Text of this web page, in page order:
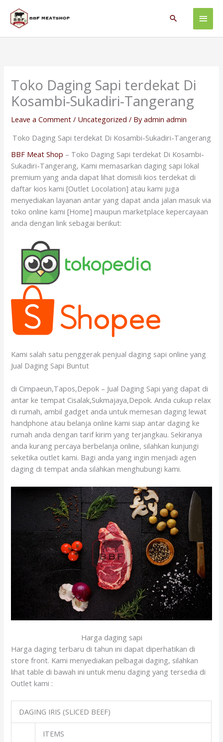
content
Main
Search
Toko Daging Sapi terdekat Di
Kosambi-Sukadiri-Tangerang
Leave a Comment / Uncategorized / Byadmin admin
Toko Daging Sapi terdekat Di Kosambi-Sukadiri-Tangerang
BBF Meat Shop – Toko Daging Sapi terdekat Di Kosambi-
Sukadiri-Tangerang, Kami memasarkan daging sapi lokal
premium yang anda dapat lihat domisili kios terdekat di
daftar kios kami [Outlet Locolation] atau kami juga
menyediakan layanan antar yang dapat anda jalan masuk via
toko online kami [Home] maupun marketplace kepercayaan
anda dengan link sebagai berikut:
Kami salah satu penggerak penjual daging sapi online yang
Jual Daging Sapi Buntut
di Cimpaeun,Tapos,Depok – Jual Daging Sapi yang dapat di
antar ke tempat Cisalak,Sukmajaya,Depok. Anda cukup relax
di rumah, ambil gadget anda untuk memesan daging lewat
handphone atau belanja online kami siap antar daging ke
rumah anda dengan tarif kirim yang terjangkau. Sekiranya
anda kurang percaya berbelanja online, silahkan kunjungi
seketika outlet kami. Bagi anda yang ingin menjadi agen
daging di tempat anda silahkan menghubungi kami.
Harga daging sapi
Harga daging terbaru di tahun ini dapat diperhatikan di
store front. Kami menyediakan pelbagai daging, silahkan
lihat table di bawah ini untuk menu daging yang tersedia di
Outlet kami :
DAGING IRIS (SLICED BEEF)
ITEMS